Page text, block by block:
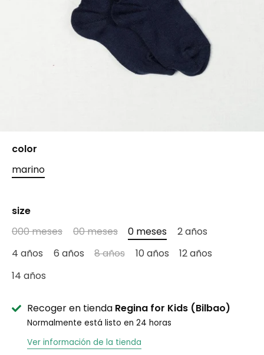
color
marino
size
000 meses
00 meses 0 meses
2 años
4 años
6 años 8 años 10 años
12 años
14 años
Recoger en tienda Regina for Kids (Bilbao)
Normalmente está listo en 24 horas
Ver información de la tienda